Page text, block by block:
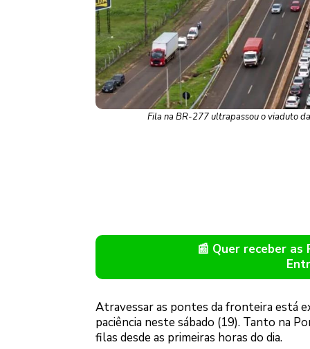
Fila na BR-277 ultrapassou o viaduto
📰 Quer receber as
Atravessar as pontes da fronteira está
paciência neste sábado (19). Tanto na
filas desde as primeiras horas do dia.